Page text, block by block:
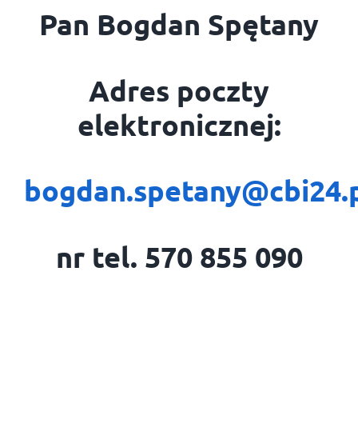
Pan Bogdan Spętany
Adres poczty
elektronicznej:
nr tel. 570 855 090